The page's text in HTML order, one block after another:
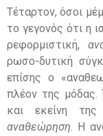
Τέταρτον, όσοι
το γεγονός ότι η
ρεφορμιστική,
ρωσο-δυτική
επίσης ο
πλέον της
και εκείνη της
αναθεώρηση. Η